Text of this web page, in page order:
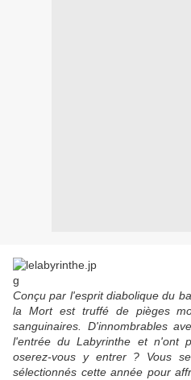
Conçu par l'esprit diabolique du
la Mort est truffé de pièges
sanguinaires. D'innombrables
l'entrée du Labyrinthe et n'ont
oserez-vous y entrer ? Vous
sélectionnés cette année pour